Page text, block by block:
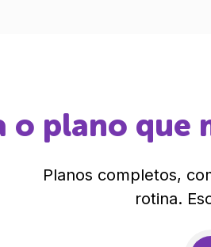
o plano que
Planos completos,
rotina.